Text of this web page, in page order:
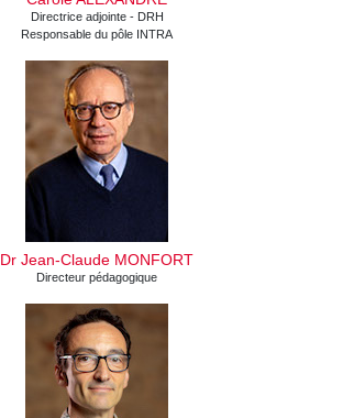
Directrice adjointe - DRH
Responsable du pôle INTRA
Dr Jean-Claude MONFORT
Directeur pédagogique